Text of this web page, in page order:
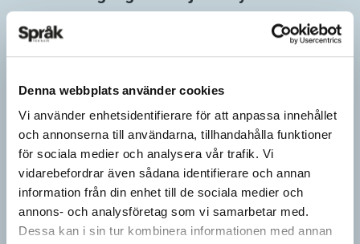
Denna webbplats använder cookies
Vi använder enhetsidentifierare för att anpassa innehållet
och annonserna till användarna, tillhandahålla funktioner
för sociala medier och analysera vår trafik. Vi
vidarebefordrar även sådana identifierare och annan
information från din enhet till de sociala medier och
annons- och analysföretag som vi samarbetar med.
Dessa kan i sin tur kombinera informationen med annan
”Du kan begripa ett ord genom att titta på vilka det umgås med”
– ungefär så sa den brittiske språkvetaren John Rupert Firth